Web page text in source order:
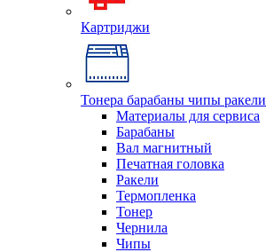
Картриджи
Тонера барабаны чипы ракели
Материалы для сервиса
Барабаны
Вал магнитный
Печатная головка
Ракели
Термопленка
Тонер
Чернила
Чипы